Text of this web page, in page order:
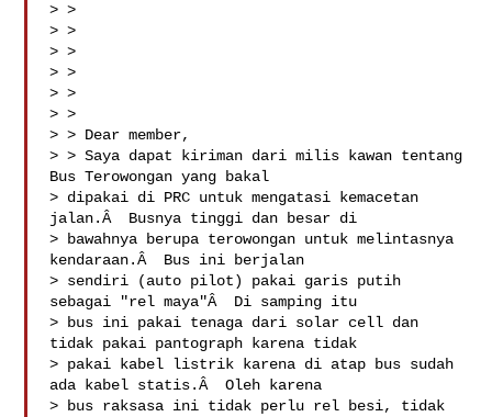
> >
> >
> >
> >
> >
> >
> > Dear member,
> > Saya dapat kiriman dari milis kawan tentang
Bus Terowongan yang bakal
> dipakai di PRC untuk mengatasi kemacetan
jalan.Â  Busnya tinggi dan besar di
> bawahnya berupa terowongan untuk melintasnya
kendaraan.Â  Bus ini berjalan
> sendiri (auto pilot) pakai garis putih
sebagai "rel maya"Â  Di samping itu
> bus ini pakai tenaga dari solar cell dan
tidak pakai pantograph karena tidak
> pakai kabel listrik karena di atap bus sudah
ada kabel statis.Â  Oleh karena
> bus raksasa ini tidak perlu rel besi, tidak